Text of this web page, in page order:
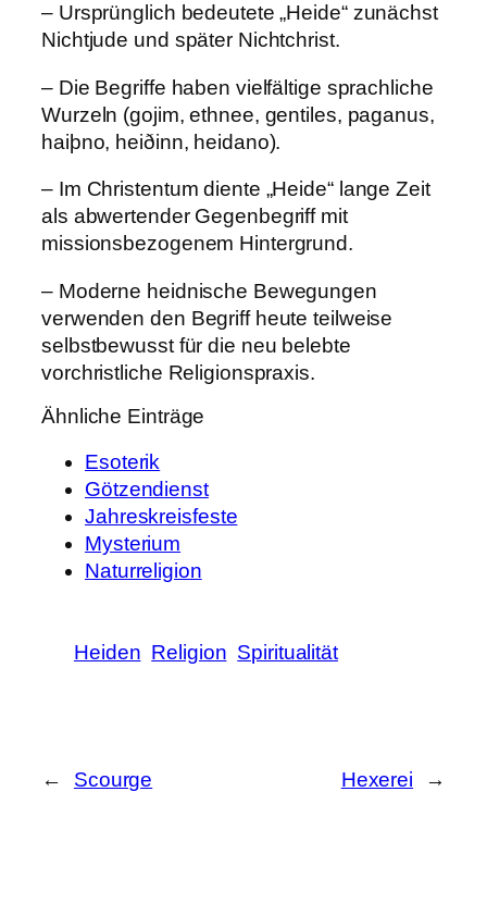
– Ursprünglich bedeutete „Heide“ zunächst
Nichtjude und später Nichtchrist.
– Die Begriffe haben vielfältige sprachliche
Wurzeln (gojim, ethnee, gentiles, paganus,
haiþno, heiðinn, heidano).
– Im Christentum diente „Heide“ lange Zeit
als abwertender Gegenbegriff mit
missionsbezogenem Hintergrund.
– Moderne heidnische Bewegungen
verwenden den Begriff heute teilweise
selbstbewusst für die neu belebte
vorchristliche Religionspraxis.
Ähnliche Einträge
Esoterik
Götzendienst
Jahreskreisfeste
Mysterium
Naturreligion
Heiden Religion Spiritualität
← Scourge Hexerei →